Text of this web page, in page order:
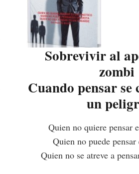
Sobrevivir al
zombi
Cuando pensar se
un
Quien no quiere pensar
Quien no puede
Quien no se atreve a